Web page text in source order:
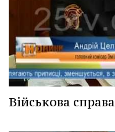
Військова справа